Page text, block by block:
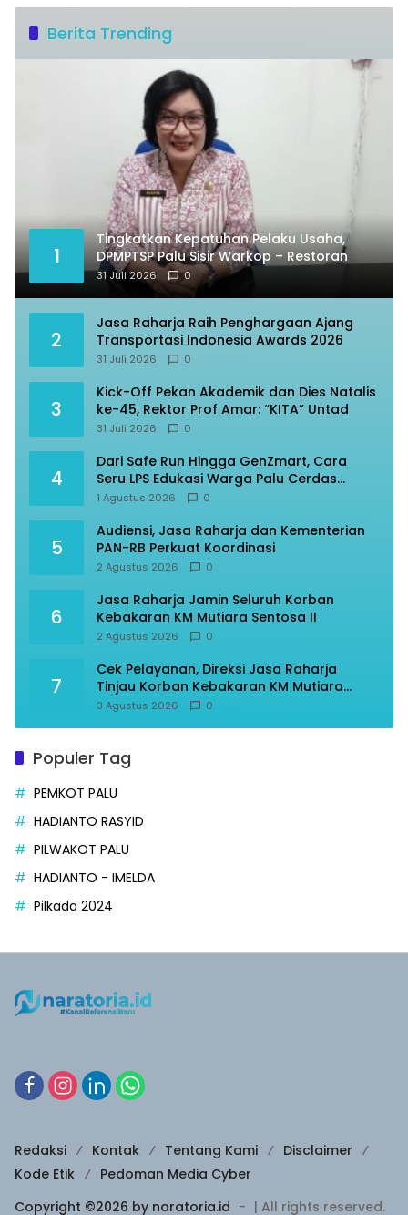
Berita Trending
1
Tingkatkan Kepatuhan Pelaku Usaha,
DPMPTSP Palu Sisir Warkop – Restoran
31 Juli 2026 0
2
Jasa Raharja Raih Penghargaan Ajang
Transportasi Indonesia Awards 2026
31 Juli 2026 0
3
Kick-Off Pekan Akademik dan Dies Natalis
ke-45, Rektor Prof Amar: “KITA” Untad
31 Juli 2026 0
4
Dari Safe Run Hingga GenZmart, Cara
Seru LPS Edukasi Warga Palu Cerdas
Finansial
1 Agustus 2026 0
5
Audiensi, Jasa Raharja dan Kementerian
PAN-RB Perkuat Koordinasi
2 Agustus 2026 0
6
Jasa Raharja Jamin Seluruh Korban
Kebakaran KM Mutiara Sentosa II
2 Agustus 2026 0
7
Cek Pelayanan, Direksi Jasa Raharja
Tinjau Korban Kebakaran KM Mutiara
Sentosa II
3 Agustus 2026 0
Populer Tag
PEMKOT PALU
HADIANTO RASYID
PILWAKOT PALU
HADIANTO - IMELDA
Pilkada 2024
Redaksi Kontak Tentang Kami
Disclaimer
Kode Etik
Pedoman Media Cyber
Copyright ©2026 by naratoria.id - | All rights reserved.